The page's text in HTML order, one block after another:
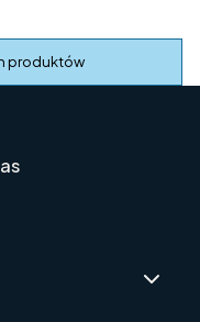
produktów